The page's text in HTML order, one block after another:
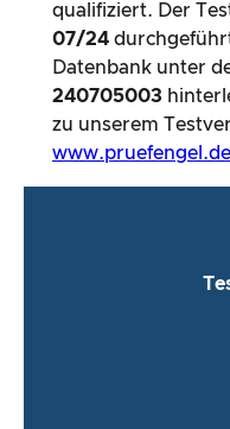
qualifiziert. Der
07/24
Datenbank unter
240705003
zu unserem